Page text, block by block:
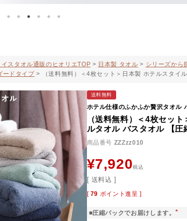
スタオル通販のヒオリエTOP 日本製 タオル シリーズから
ードタイプ
（送料無料）＜4枚セット＞日本製 ホテルスタイ
送料無料
ホテル仕様のふかふか贅沢タオル
（送料無料）＜4枚セッ
ルタオル バスタオル 【圧
商品番号 ZZZzz010
¥7,920税込
送料込
[ 79 ポイント進呈 ]
■圧縮パックでお届けします。